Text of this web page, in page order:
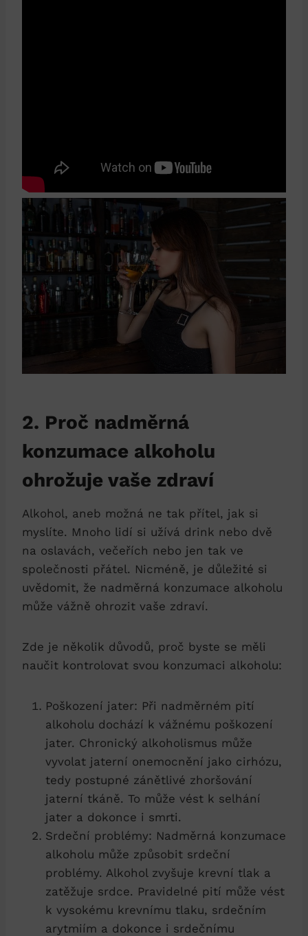
2. Proč nadměrná
konzumace alkoholu
ohrožuje vaše zdraví
Alkohol, aneb možná ne tak přítel, jak si
myslíte. Mnoho lidí si užívá drink nebo dvě
na oslavách, večeřích nebo jen tak ve
společnosti přátel. Nicméně, je důležité si
uvědomit, že nadměrná konzumace alkoholu
může vážně ohrozit vaše zdraví.
Zde je několik důvodů, proč byste se měli
naučit kontrolovat svou konzumaci alkoholu:
Poškození jater: Při nadměrném pití
alkoholu dochází k vážnému poškození
jater. Chronický alkoholismus může
vyvolat jaterní onemocnění jako cirhózu,
tedy postupné zánětlivé zhoršování
jaterní tkáně. To může vést k selhání
jater a dokonce i smrti.
Srdeční problémy: Nadměrná konzumace
alkoholu může způsobit srdeční
problémy. Alkohol zvyšuje krevní tlak a
zatěžuje srdce. Pravidelné pití může vést
k vysokému krevnímu tlaku, srdečním
arytmiím a dokonce i srdečnímu